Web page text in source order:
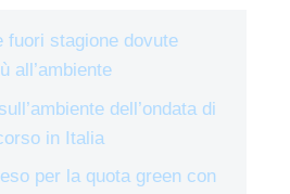
fuori stagione dovute
all’ambiente
dell’ondata di
in Italia
per la quota green con